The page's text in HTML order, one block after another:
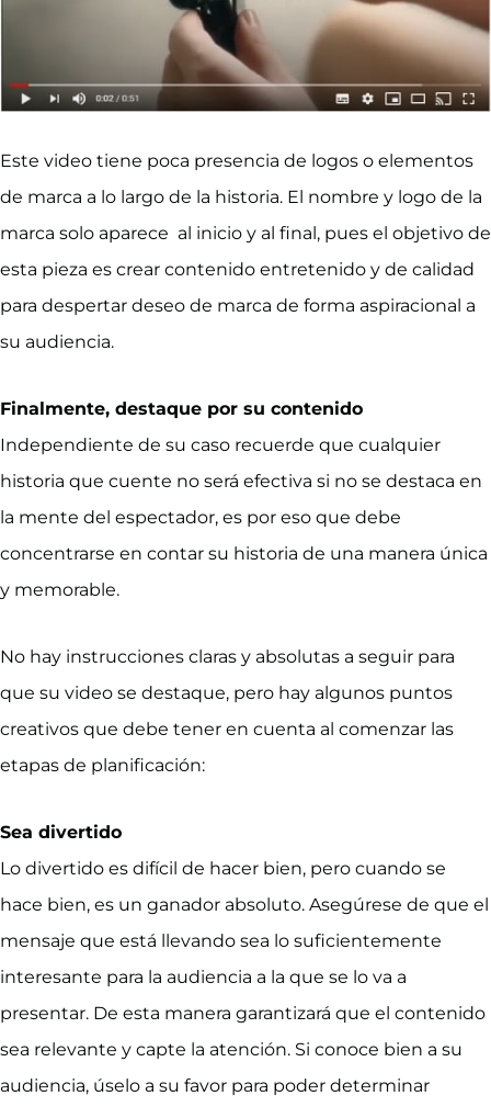
Este video tiene poca presencia de logos o elementos
de marca a lo largo de la historia. El nombre y logo de la
marca solo aparece al inicio y al final, pues el objetivo de
esta pieza es crear contenido entretenido y de calidad
para despertar deseo de marca de forma aspiracional a
su audiencia.
Finalmente, destaque por su contenido
Independiente de su caso recuerde que cualquier
historia que cuente no será efectiva si no se destaca en
la mente del espectador, es por eso que debe
concentrarse en contar su historia de una manera única
y memorable.
No hay instrucciones claras y absolutas a seguir para
que su video se destaque, pero hay algunos puntos
creativos que debe tener en cuenta al comenzar las
etapas de planificación:
Sea divertido
Lo divertido es difícil de hacer bien, pero cuando se
hace bien, es un ganador absoluto. Asegúrese de que el
mensaje que está llevando sea lo suficientemente
interesante para la audiencia a la que se lo va a
presentar. De esta manera garantizará que el contenido
sea relevante y capte la atención. Si conoce bien a su
audiencia, úselo a su favor para poder determinar